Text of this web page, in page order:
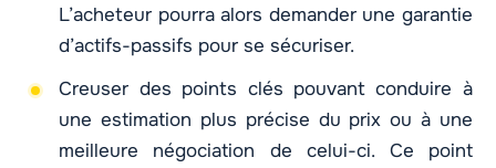
L’acheteur pourra alors demander une garantie
d’actifs-passifs pour se sécuriser.
Creuser des points clés pouvant conduire à
une estimation plus précise du prix ou à une
meilleure négociation de celui-ci. Ce point